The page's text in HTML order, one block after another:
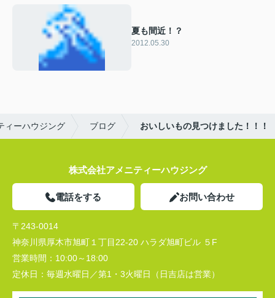
夏も間近！？
2012.05.30
ィーハウジング ブログ おいしいもの見つけました！！！
株式会社アメニティーハウジング
電話をする お問い合わせ
〒243-0014
神奈川県厚木市旭町１丁目22-20 ハラダ旭町ビル ５F
営業時間： 10:00～18:00
定休日： 毎週水曜日／第1・3火曜日（日吉店は営業）